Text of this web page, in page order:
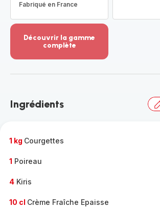
Fabriqué en France
Découvrir la gamme
complète
-
gamme
Ingrédients
1 kg Courgettes
1 Poireau
4 Kiris
10 cl Crème Fraîche Epaisse